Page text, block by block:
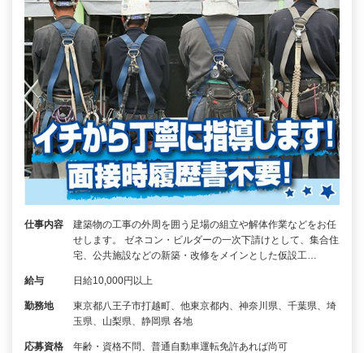
仕事内容
建築物の工事の外周を囲う足場の組立や解体作業などをお任
せします。 ゼネコン・ビルダーの一次下請けとして、集合住
宅、公共施設などの新築・改修をメインとした仮設工…
給与 日給10,000円以上
勤務地
東京都八王子市打越町、他東京都内、神奈川県、千葉県、埼
玉県、山梨県、静岡県 各地
応募資格 年齢・資格不問、普通自動車運転免許あれば尚可